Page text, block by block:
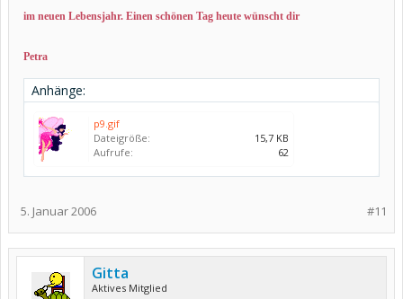
im neuen Lebensjahr. Einen schönen Tag heute wünscht dir
Petra
Anhänge:
p9.gif
Dateigröße:
15,7 KB
Aufrufe:
62
#11
5. Januar 2006
Gitta
Aktives Mitglied